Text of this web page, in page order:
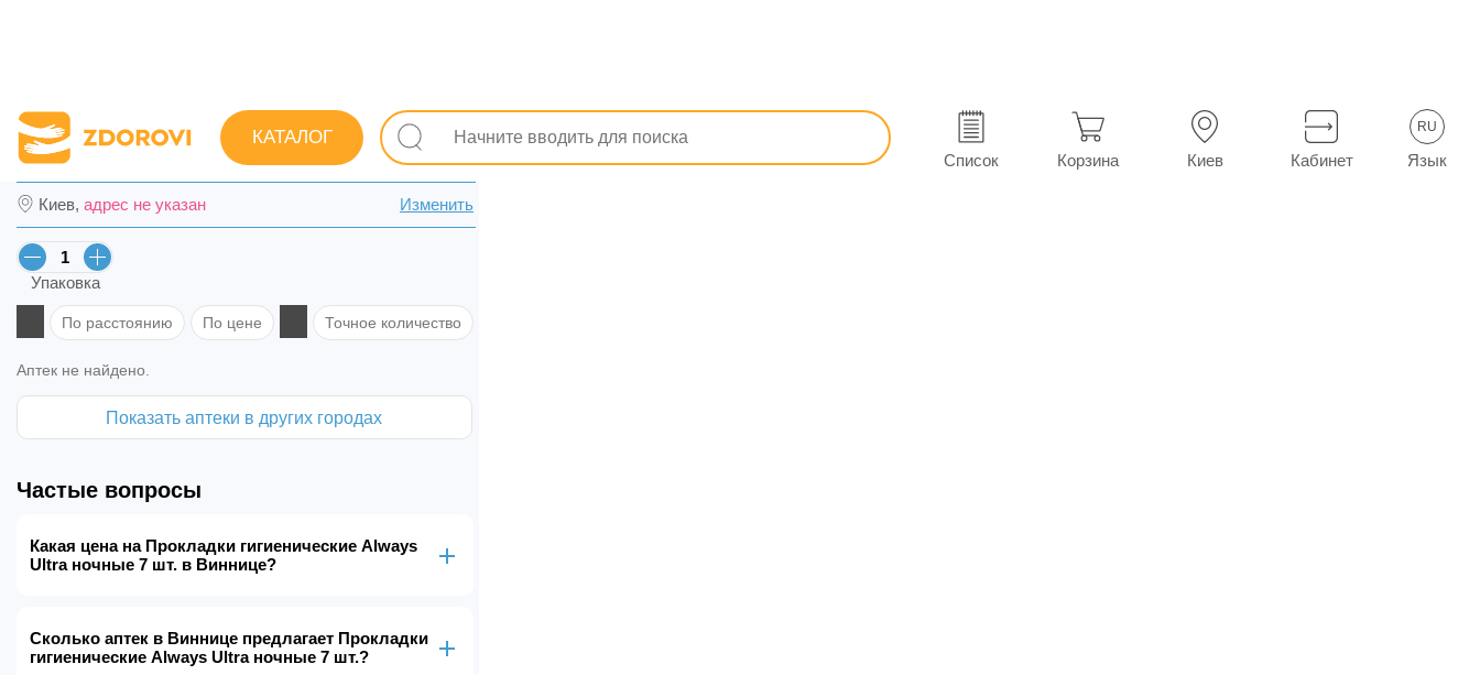
КАТАЛОГ
Список Корзина Киев Кабинет
RU
Язык
Поиск лекарств Красота и уход Женская гигиена Прокладки гигиенические Прокладки гигиенические Always Ultra ночные 7 шт.
Прокладки гигиенические Always Ultra ночные 7 шт. в Виннице
Киев, адрес не указан Изменить
Упаковка
По расстоянию По цене Точное количество
Аптек не найдено.
Показать аптеки в других городах
Частые вопросы
Какая цена на Прокладки гигиенические Always
Ultra ночные 7 шт. в Виннице?
Сколько аптек в Виннице предлагает Прокладки
гигиенические Always Ultra ночные 7 шт.?